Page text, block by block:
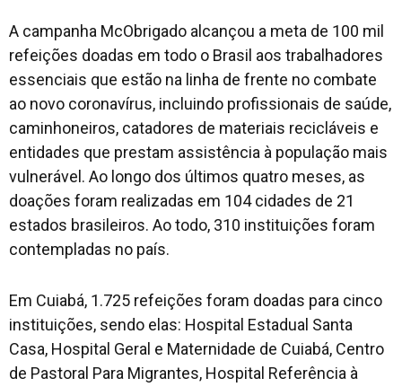
A campanha McObrigado alcançou a meta de 100 mil
refeições doadas em todo o Brasil aos trabalhadores
essenciais que estão na linha de frente no combate
ao novo coronavírus, incluindo profissionais de saúde,
caminhoneiros, catadores de materiais recicláveis e
entidades que prestam assistência à população mais
vulnerável. Ao longo dos últimos quatro meses, as
doações foram realizadas em 104 cidades de 21
estados brasileiros. Ao todo, 310 instituições foram
contempladas no país.
Em Cuiabá, 1.725 refeições foram doadas para cinco
instituições, sendo elas: Hospital Estadual Santa
Casa, Hospital Geral e Maternidade de Cuiabá, Centro
de Pastoral Para Migrantes, Hospital Referência à